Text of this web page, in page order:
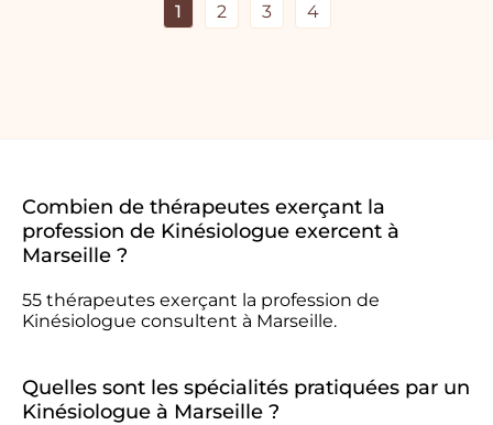
1 2 3 4
Combien de thérapeutes exerçant la
profession de Kinésiologue exercent à
Marseille ?
55 thérapeutes exerçant la profession de
Kinésiologue consultent à Marseille.
Quelles sont les spécialités pratiquées par un
Kinésiologue à Marseille ?